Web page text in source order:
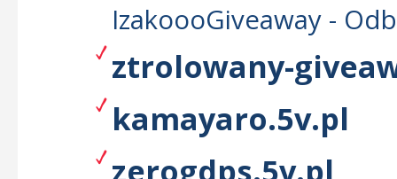
IzakoooGiveaway -
ztrolowany-
kamayaro.5v.pl
zerogdps.5v.pl